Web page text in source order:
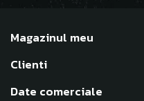
Magazinul meu
Clienti
Date comerciale